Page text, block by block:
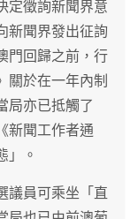
定徵詢新聞界意
新聞界發出征詢
門回歸之前，行
關於在一年內制
局亦已抵觸了
新聞工作者通
」。
議員可乘坐「直